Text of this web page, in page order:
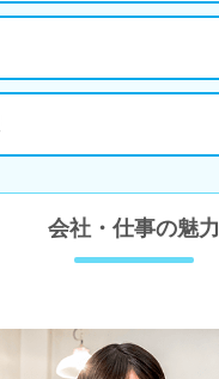
会社・仕事の魅力